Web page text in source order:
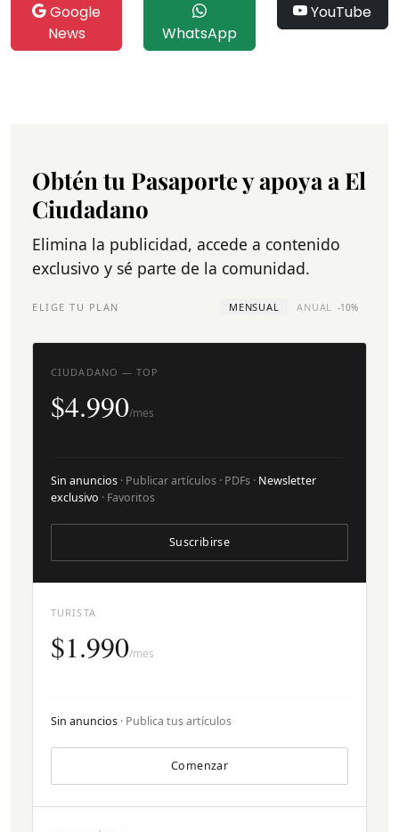
Google
News
WhatsApp
YouTube
Obtén tu Pasaporte y apoya a El
Ciudadano
Elimina la publicidad, accede a contenido
exclusivo y sé parte de la comunidad.
ELIGE TU PLAN MENSUAL ANUAL -10%
TURISTA
$1.990/mes
Sin anuncios · Publica tus artículos
Comenzar
CIUDADANO — TOP
$4.990/mes
Sin anuncios · Publicar artículos · PDFs · Newsletter
exclusivo · Favoritos
Suscribirse